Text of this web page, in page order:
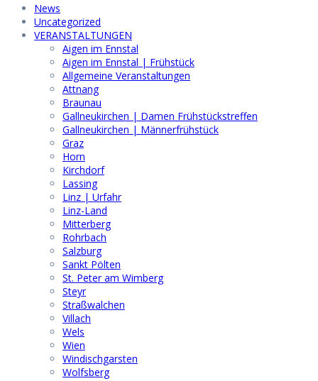
News
Uncategorized
VERANSTALTUNGEN
Aigen im Ennstal
Aigen im Ennstal | Frühstück
Allgemeine Veranstaltungen
Attnang
Braunau
Gallneukirchen | Damen Frühstückstreffen
Gallneukirchen | Männerfrühstück
Graz
Horn
Kirchdorf
Lassing
Linz | Urfahr
Linz-Land
Mitterberg
Rohrbach
Salzburg
Sankt Pölten
St. Peter am Wimberg
Steyr
Straßwalchen
Villach
Wels
Wien
Windischgarsten
Wolfsberg